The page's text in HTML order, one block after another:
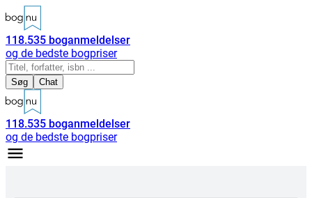
118.535 boganmeldelser
og de bedste bogpriser
Søg Chat
118.535 boganmeldelser
og de bedste bogpriser